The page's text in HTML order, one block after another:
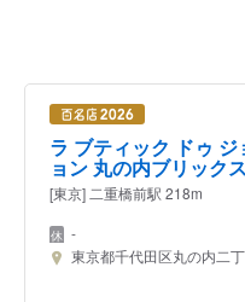
ラ ブティック ドゥ
ョン 丸の内ブリック
[東京] 二重橋前駅 218m
-
東京都千代田区丸の内二